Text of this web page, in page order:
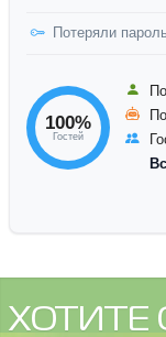
Потеряли
100%
Гостей
ХОТИТЕ